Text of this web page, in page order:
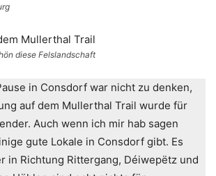
diese Felslandschaft
in Consdorf war nicht zu denken,
auf dem Mullerthal Trail wurde für
Auch wenn ich mir hab sagen
gute Lokale in Consdorf gibt. Es
in Richtung Rittergang, Déiwepëtz und